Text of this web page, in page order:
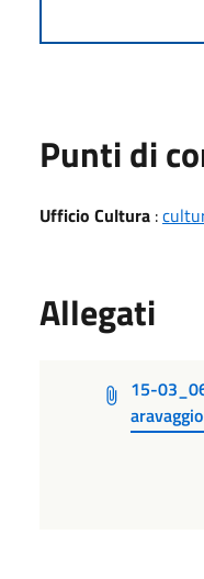
Punti di
Ufficio Cultura :
Allegati
15-